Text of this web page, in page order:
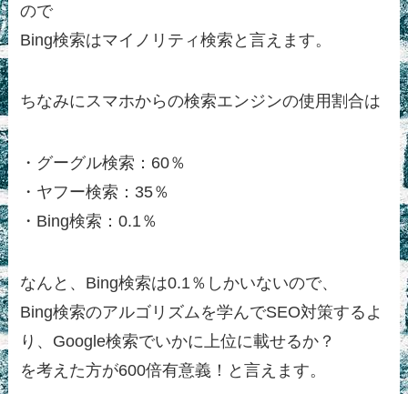
ので
Bing検索はマイノリティ検索と言えます。
ちなみにスマホからの検索エンジンの使用割合は
・グーグル検索：60％
・ヤフー検索：35％
・Bing検索：0.1％
なんと、Bing検索は0.1％しかいないので、
Bing検索のアルゴリズムを学んでSEO対策するよ
り、Google検索でいかに上位に載せるか？
を考えた方が600倍有意義！と言えます。